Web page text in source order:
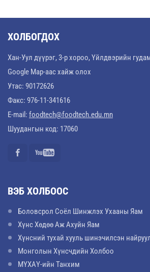
ХОЛБОГДОХ
Хан-Уул дүүрэг, 3-р хороо, Үйлдвэрийн
Google Map-аас хайж олох
Утас: 90172626
Факс: 976-11-341616
E-mail: foodtech@foodtech.edu.mn
Шуудангын код: 17060
ВЭБ ХОЛБООС
Боловсрол Соёл Шинжлэх Ухааны Яам
Хүнс Хөдөө Аж Ахуйн Яам
Хүнсний тухай хууль шинэчилсэн
Монголын Хүнсчдийн Холбоо
МҮХАҮ-ийн Танхим